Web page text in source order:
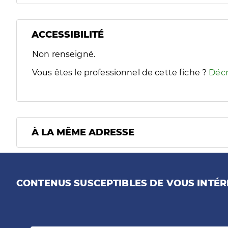
ACCESSIBILITÉ
Filtres
Sélectionnez un ou plusieurs handicaps/besoins
Non renseigné.
Vous êtes le professionnel de cette fiche ?
À LA MÊME ADRESSE
CONTENUS SUSCEPTIBLES DE VOUS